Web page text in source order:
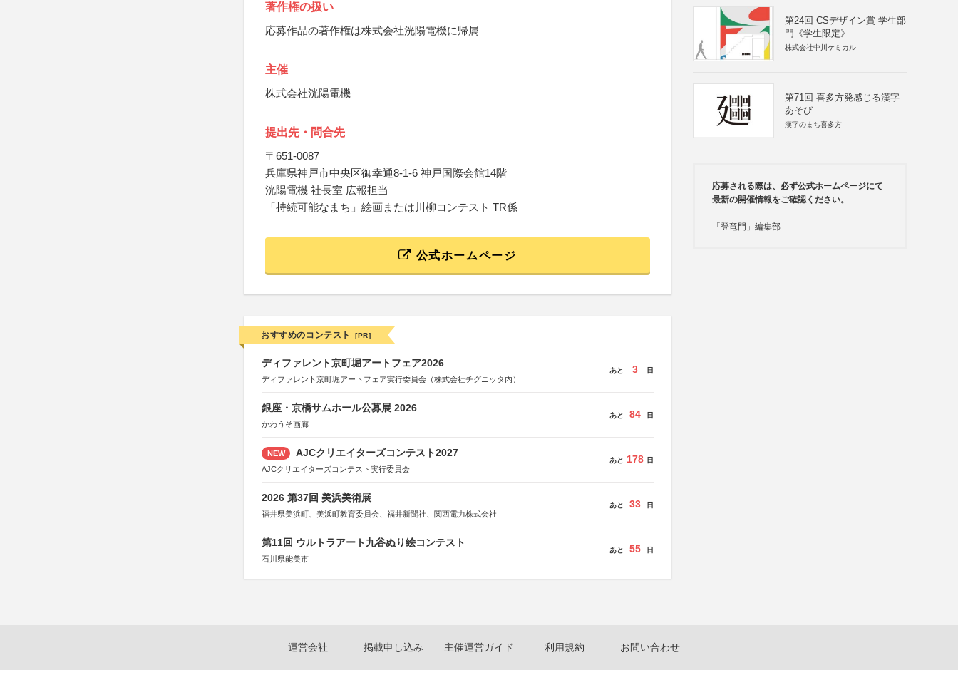
著作権の扱い
応募作品の著作権は株式会社洸陽電機に帰属
主催
株式会社洸陽電機
提出先・問合先
〒651-0087
兵庫県神戸市中央区御幸通8-1-6 神戸国際会館14階
洸陽電機 社長室 広報担当
「持続可能なまち」絵画または川柳コンテスト TR係
公式ホームページ
おすすめのコンテスト [PR]
ディファレント京町堀アートフェア2026
ディファレント京町堀アートフェア実行委員会（株式会社チグニッタ内）
あと 3 日
銀座・京橋サムホール公募展 2026
かわうそ画廊
あと 84 日
NEW AJCクリエイターズコンテスト2027
AJCクリエイターズコンテスト実行委員会
あと 178 日
2026 第37回 美浜美術展
福井県美浜町、美浜町教育委員会、福井新聞社、関西電力株式会社
あと 33 日
第11回 ウルトラアート九谷ぬり絵コンテスト
石川県能美市
あと 55 日
第24回 CSデザイン賞 学生部
門《学生限定》
株式会社中川ケミカル
第71回 喜多方発感じる漢字
あそび
漢字のまち喜多方
応募される際は、必ず公式ホームページにて
最新の開催情報をご確認ください。
「登竜門」編集部
運営会社 掲載申し込み 主催運営ガイド 利用規約 お問い合わせ